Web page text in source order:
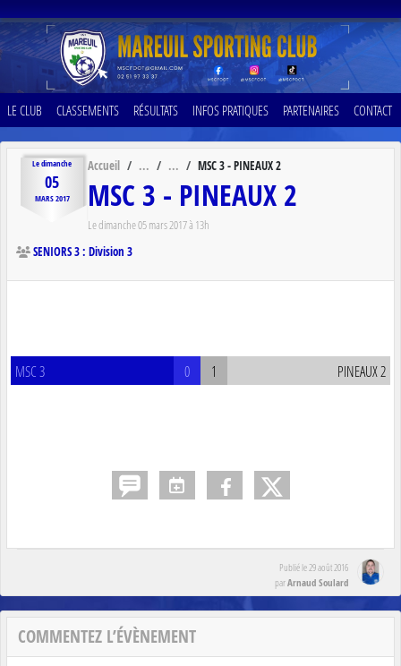
LE CLUB CLASSEMENTS RÉSULTATS INFOS PRATIQUES PARTENAIRES CONTACT
Ledimanche
05
MARS 2017
Accueil MSC 3 - PINEAUX 2
MSC 3 - PINEAUX 2
Ledimanche05mars2017à 13h
SENIORS 3 : Division 3
MSC 3 0 1 PINEAUX 2
Publié le29 août 2016
parArnaud Soulard
COMMENTEZ L’ÉVÈNEMENT